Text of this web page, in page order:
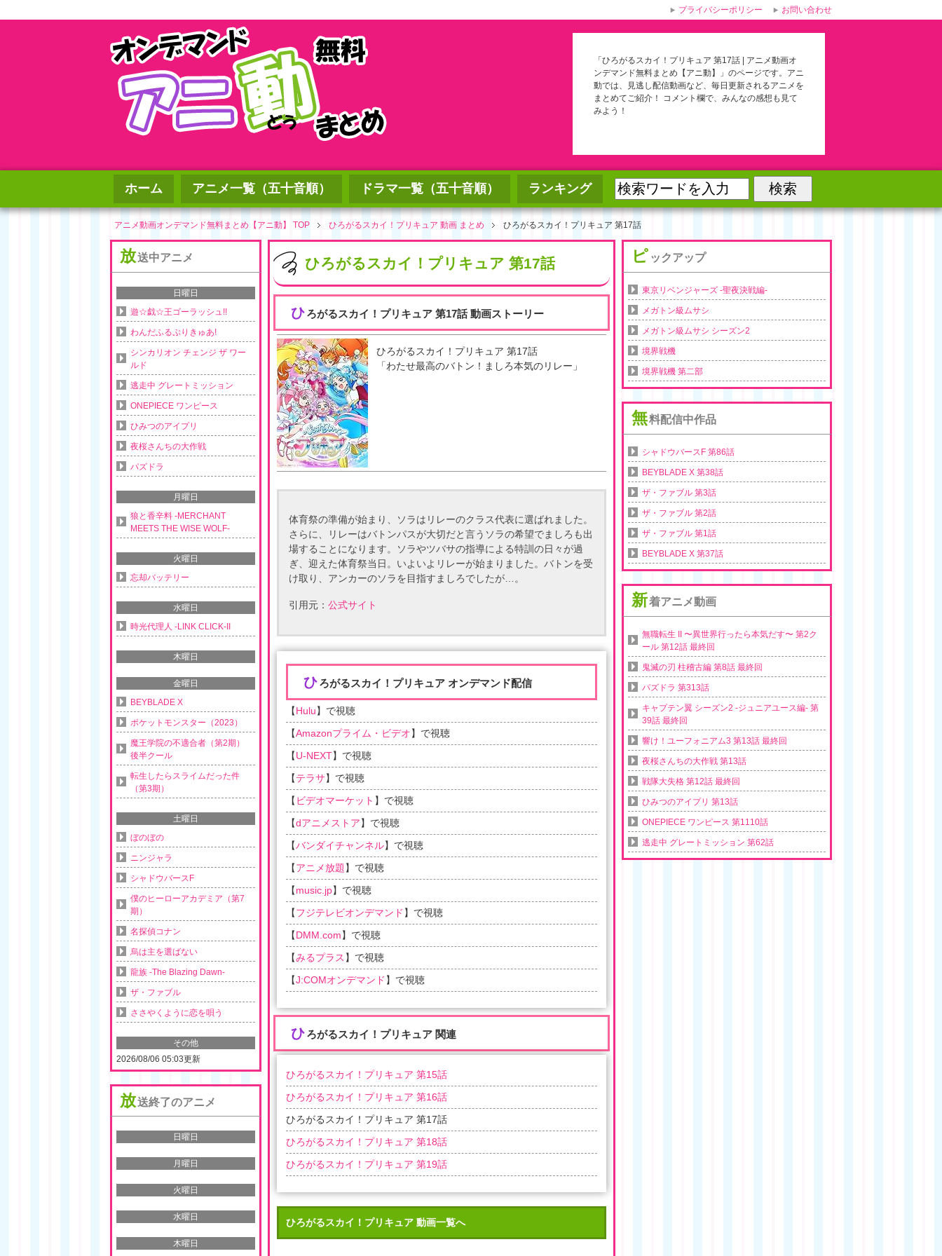
「ひろがるスカイ！プリキュア 第17話 | アニメ動画オ
ンデマンド無料まとめ【アニ動】」のページです。アニ
動では、見逃し配信動画など、毎日更新されるアニメを
まとめてご紹介！ コメント欄で、みんなの感想も見て
みよう！
ホーム アニメ一覧（五十音順） ドラマ一覧（五十音順） ランキング
アニメ動画オンデマンド無料まとめ【アニ動】 TOP ひろがるスカイ！プリキュア 動画 まとめ ひろがるスカイ！プリキュア 第17話
ひろがるスカイ！プリキュア 第17話
ひろがるスカイ！プリキュア 第17話 動画ストーリー
ひろがるスカイ！プリキュア 第17話
「わたせ最高のバトン！ましろ本気のリレー 」
体育祭の準備が始まり、ソラはリレーのクラス代表に選ばれました。
さらに、リレーはバトンパスが大切だと言うソラの希望でましろも出
場することになります。ソラやツバサの指導による特訓の日々が過
ぎ、迎えた体育祭当日。いよいよリレーが始まりました。バトンを受
け取り、アンカーのソラを目指すましろでしたが…。
引用元： 公式サイト
ひろがるスカイ！プリキュア オンデマンド配信
【Hulu】で視聴
【Amazonプライム・ビデオ】で視聴
【U-NEXT】で視聴
【テラサ】で視聴
【 ビデオマーケット 】で視聴
【dアニメストア】で視聴
【バンダイチャンネル】で視聴
【アニメ放題】で視聴
【music.jp】で視聴
【フジテレビオンデマンド 】で視聴
【DMM.com】で視聴
【みるプラス 】で視聴
【J:COMオンデマンド 】で視聴
ひろがるスカイ！プリキュア 関連
ひろがるスカイ！プリキュア 第15話
ひろがるスカイ！プリキュア 第16話
ひろがるスカイ！プリキュア 第17話
ひろがるスカイ！プリキュア 第18話
ひろがるスカイ！プリキュア 第19話
ひろがるスカイ！プリキュア 動画一覧へ
放送中アニメ
日曜日
遊☆戯☆王ゴーラッシュ!!
わんだふるぷりきゅあ!
シンカリオン チェンジ ザ ワー
ルド
逃走中 グレートミッション
ONEPIECE ワンピース
ひみつのアイプリ
夜桜さんちの大作戦
パズドラ
月曜日
狼と香辛料 -MERCHANT
MEETS THE WISE WOLF-
火曜日
忘却バッテリー
水曜日
時光代理人 -LINK CLICK-II
木曜日
金曜日
BEYBLADE X
ポケットモンスター（2023）
魔王学院の不適合者（第2期）
後半クール
転生したらスライムだった件
（第3期）
土曜日
ぼのぼの
ニンジャラ
シャドウバースF
僕のヒーローアカデミア（第7
期）
名探偵コナン
烏は主を選ばない
龍族 -The Blazing Dawn-
ザ・ファブル
ささやくように恋を唄う
その他
2026/08/06 05:03更新
放送終了のアニメ
日曜日
月曜日
火曜日
水曜日
木曜日
ピ ックアップ
東京リベンジャーズ -聖夜決戦編-
メガトン級ムサシ
メガトン級ムサシ シーズン2
境界戦機
境界戦機 第二部
無料配信中作品
シャドウバースF 第86話
BEYBLADE X 第38話
ザ・ファブル 第3話
ザ・ファブル 第2話
ザ・ファブル 第1話
BEYBLADE X 第37話
新着アニメ動画
無職転生 II 〜異世界行ったら本気だす〜 第2ク
ール 第12話 最終回
鬼滅の刃 柱稽古編 第8話 最終回
パズドラ 第313話
キャプテン翼 シーズン2 -ジュニアユース編- 第
39話 最終回
響け！ユーフォニアム3 第13話 最終回
夜桜さんちの大作戦 第13話
戦隊大失格 第12話 最終回
ひみつのアイプリ 第13話
ONEPIECE ワンピース 第1110話
逃走中 グレートミッション 第62話
プライバシーポリシー お問い合わせ